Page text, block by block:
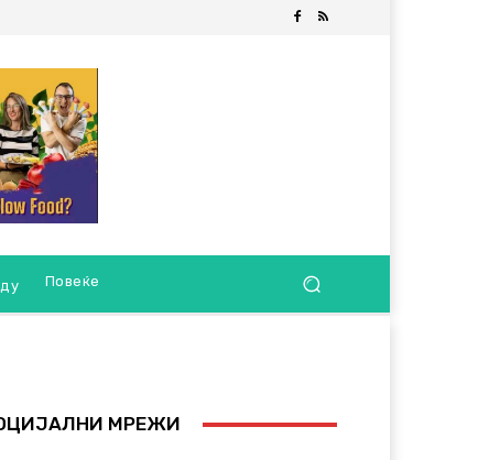
Повеќе
МРЕЖИ